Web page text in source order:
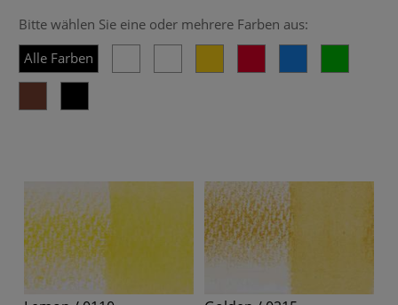
Bitte wählen Sie eine oder mehrere Farben aus:
Alle Farben